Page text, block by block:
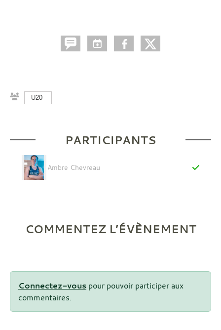
U20
PARTICIPANTS
Ambre Chevreau
COMMENTEZ L’ÉVÈNEMENT
Connectez-vous pour pouvoir participer aux
commentaires.